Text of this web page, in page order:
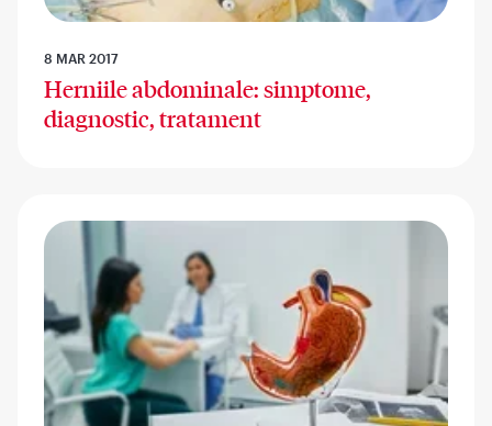
8 MAR 2017
Herniile abdominale: simptome,
diagnostic, tratament